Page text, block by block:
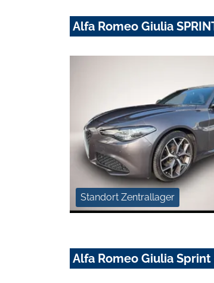
Alfa Romeo Giulia
Standort Zentrallager
Alfa Romeo Giulia Sprint